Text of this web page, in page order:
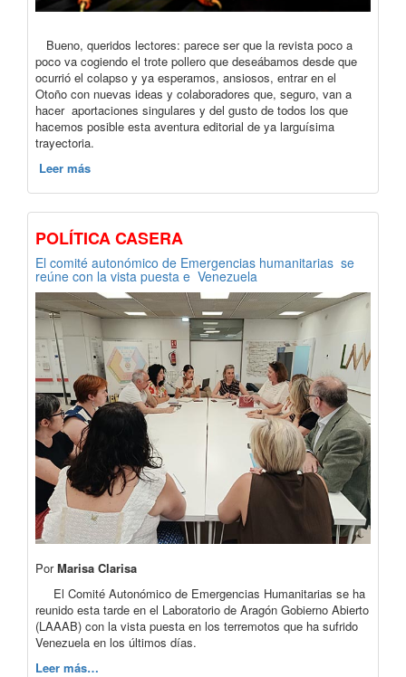
Bueno, queridos lectores: parece ser que la revista poco a
poco va cogiendo el trote pollero que deseábamos desde que
ocurrió el colapso y ya esperamos, ansiosos, entrar en el
Otoño con nuevas ideas y colaboradores que, seguro, van a
hacer aportaciones singulares y del gusto de todos los que
hacemos posible esta aventura editorial de ya larguísima
trayectoria.
Leer más
POLÍTICA CASERA
El comité autonómico de Emergencias humanitarias se
reúne con la vista puesta e Venezuela
PorMarisa Clarisa
El Comité Autonómico de Emergencias Humanitarias se ha
reunido esta tarde en el Laboratorio de Aragón Gobierno Abierto
(LAAAB) con la vista puesta en los terremotos que ha sufrido
Venezuela en los últimos días.
Leer más…